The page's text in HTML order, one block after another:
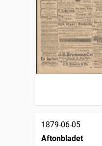
1879-06-05
Aftonbladet